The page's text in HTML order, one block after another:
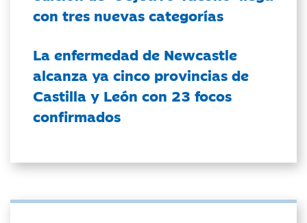
con tres nuevas categorías
La enfermedad de Newcastle
alcanza ya cinco provincias de
Castilla y León con 23 focos
confirmados